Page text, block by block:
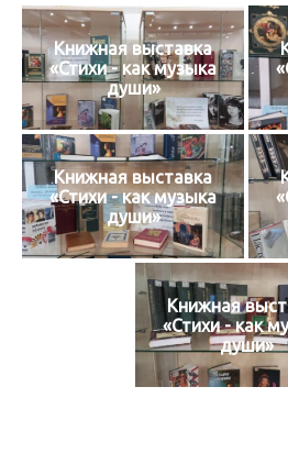
Книжная выставка
«Стихи - как музыка
души»
Книжная выставка
«Стихи - как музыка
души»
Книжная
«Стихи - как
души»